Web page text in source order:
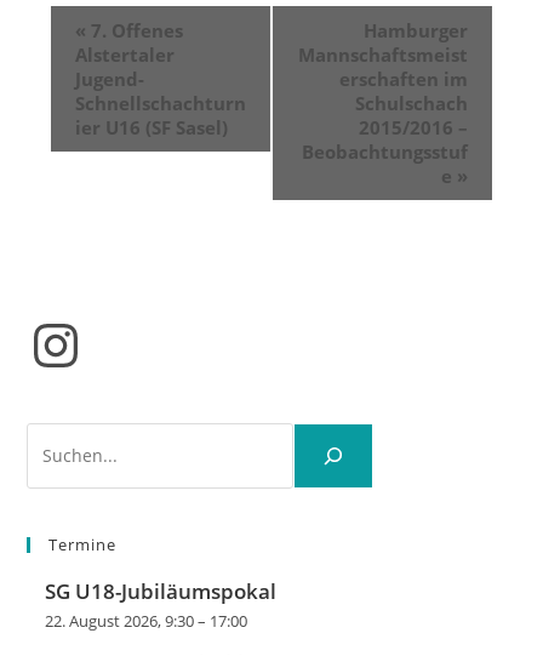
« 7. Offenes
Alstertaler
Jugend-
Schnellschachturn
ier U16 (SF Sasel)
Hamburger
Mannschaftsmeist
erschaften im
Schulschach
2015/2016 –
Beobachtungsstuf
e »
Instagram
Termine
SG U18-Jubiläumspokal
22. August 2026, 9:30– 17:00